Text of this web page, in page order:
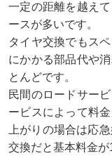
一定の距離を越え
ースが多いです。
タイヤ交換でもス
にかかる部品代や
とんどです。
民間のロードサー
ービスによって料
上がりの場合は応
交換だと基本料金が